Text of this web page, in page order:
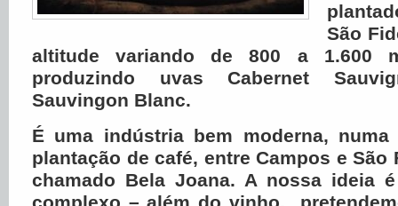
São
altitude variando de 800 a 1.600
produzindo uvas Cabernet
Sauvingon Blanc.
É uma indústria bem moderna,
plantação de café, entre Campos e
chamado Bela Joana. A nossa ideia